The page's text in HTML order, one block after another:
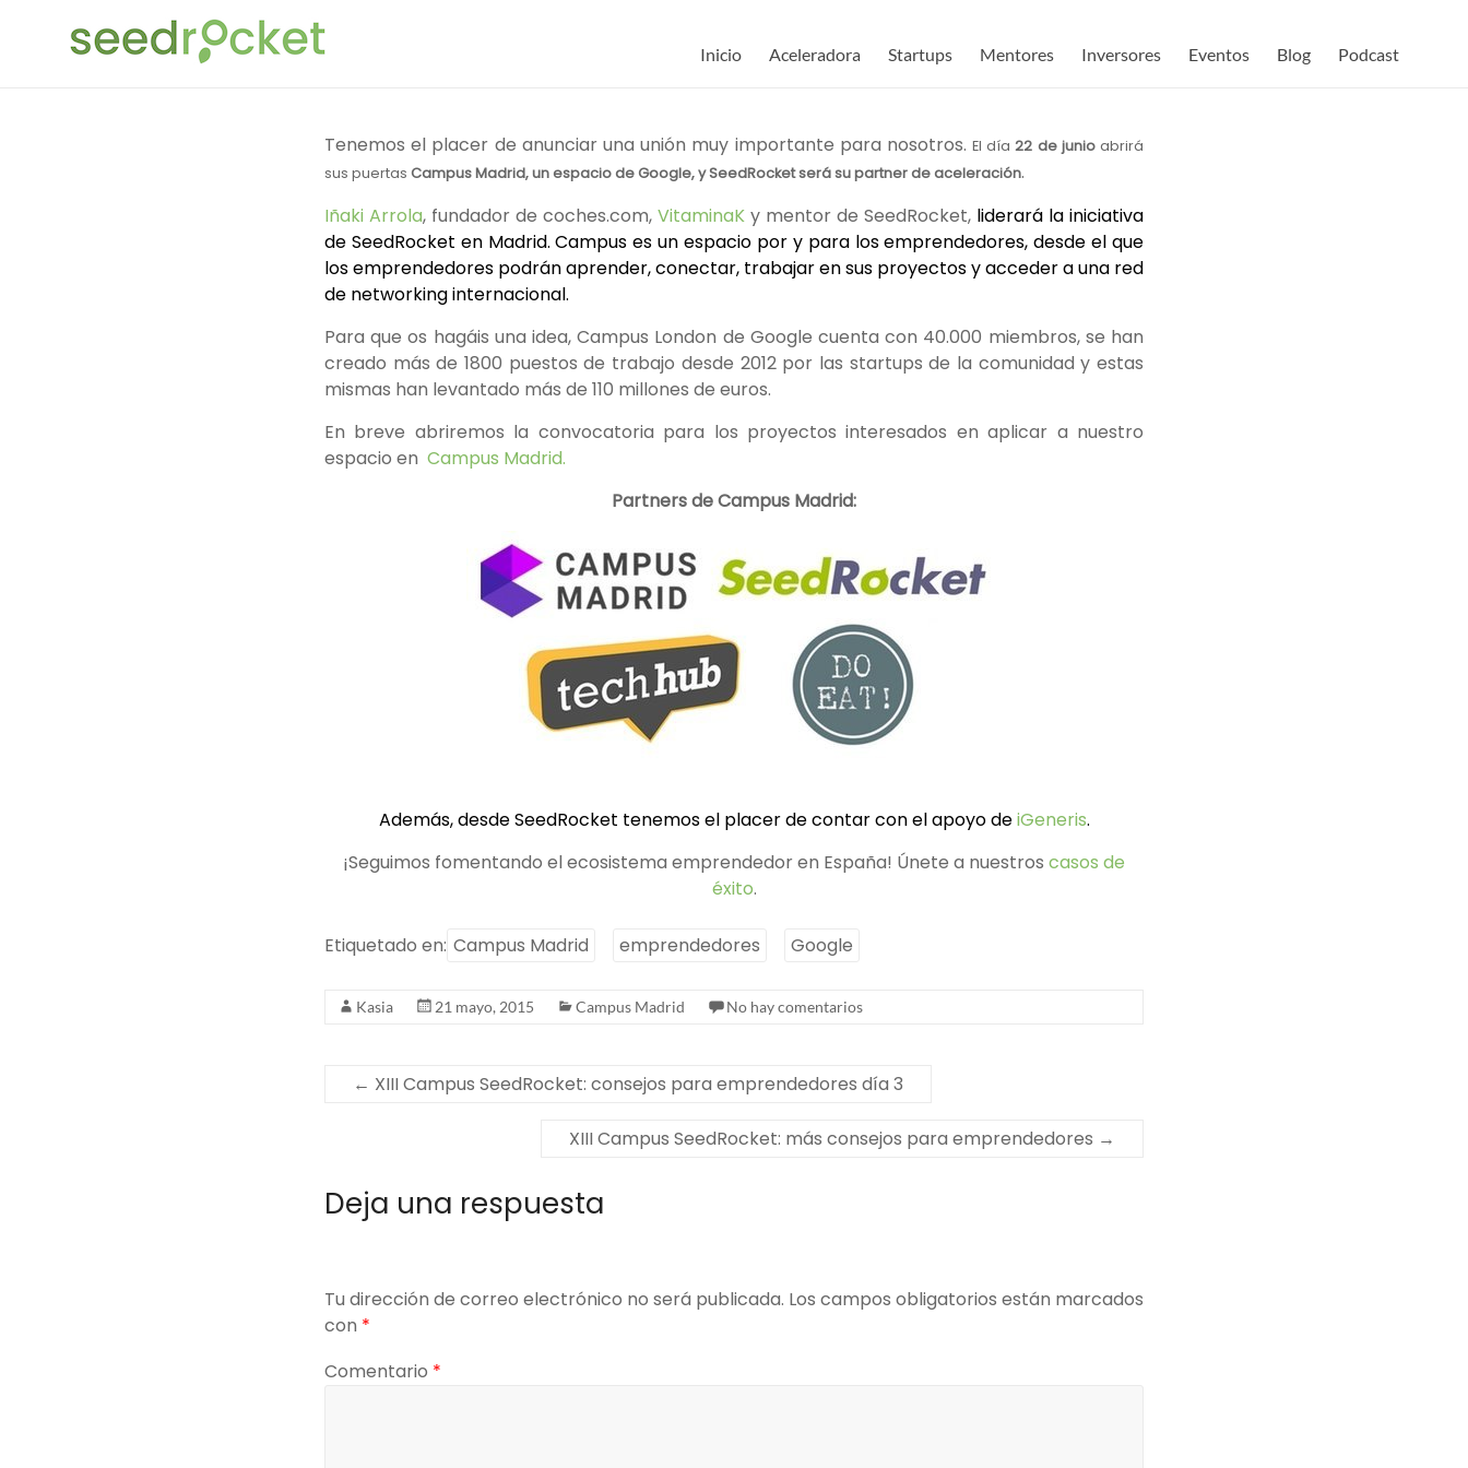
contenidoSeedRocket Inicio Aceleradora Startups Mentores Inversores Eventos Blog Podcast
Tenemos el placer de anunciar una unión muy importante para nosotros.El día22 de junioabrirá
sus puertas Campus Madrid, un espacio de Google, y SeedRocket será su partner de aceleración.
Iñaki Arrola, fundador de coches.com, VitaminaK y mentor de SeedRocket, liderará la iniciativa
de SeedRocket en Madrid. Campus es un espacio por y para los emprendedores, desde el que
los emprendedores podrán aprender, conectar, trabajar en sus proyectos y acceder a una red
de networking internacional.
Para que os hagáis una idea, Campus London de Google cuenta con 40.000 miembros, se han
creado más de 1800 puestos de trabajo desde 2012 por las startups de la comunidad y estas
mismas han levantado más de 110 millones de euros.
En breve abriremos la convocatoria para los proyectos interesados en aplicar a nuestro
espacio en Campus Madrid.
Partners de Campus Madrid:
Además, desde SeedRocket tenemos el placer de contar con el apoyo deiGeneris.
¡Seguimos fomentando el ecosistema emprendedor en España! Únete a nuestros casos de
éxito.
Etiquetado en: Campus Madrid emprendedores Google
Kasia 21 mayo, 2015 Campus Madrid No hay comentarios
← XIII Campus SeedRocket: consejos para emprendedores día 3
XIII Campus SeedRocket: más consejos para emprendedores →
Deja una respuesta
Tu dirección de correo electrónico no será publicada. Los campos obligatorios están marcados
con *
Comentario *